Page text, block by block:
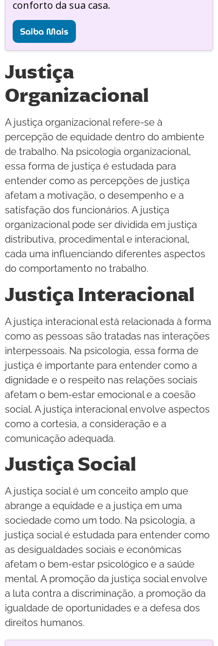
conforto da sua casa.
Saiba Mais
Justiça
Organizacional
A justiça organizacional refere-se à
percepção de equidade dentro do ambiente
de trabalho. Na psicologia organizacional,
essa forma de justiça é estudada para
entender como as percepções de justiça
afetam a motivação, o desempenho e a
satisfação dos funcionários. A justiça
organizacional pode ser dividida em justiça
distributiva, procedimental e interacional,
cada uma influenciando diferentes aspectos
do comportamento no trabalho.
Justiça Interacional
A justiça interacional está relacionada à forma
como as pessoas são tratadas nas interações
interpessoais. Na psicologia, essa forma de
justiça é importante para entender como a
dignidade e o respeito nas relações sociais
afetam o bem-estar emocional e a coesão
social. A justiça interacional envolve aspectos
como a cortesia, a consideração e a
comunicação adequada.
Justiça Social
A justiça social é um conceito amplo que
abrange a equidade e a justiça em uma
sociedade como um todo. Na psicologia, a
justiça social é estudada para entender como
as desigualdades sociais e econômicas
afetam o bem-estar psicológico e a saúde
mental. A promoção da justiça social envolve
a luta contra a discriminação, a promoção da
igualdade de oportunidades e a defesa dos
direitos humanos.